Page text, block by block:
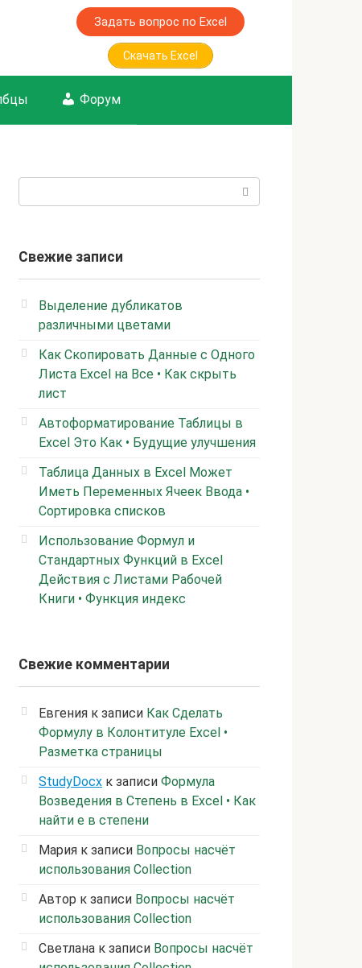
Задать вопрос по Excel
Скачать Excel
Форум
Свежие записи
Выделение дубликатов
различными цветами
Как Скопировать Данные с Одного
Листа Excel на Все • Как скрыть
лист
Автоформатирование Таблицы в
Excel Это Как • Будущие улучшения
Таблица Данных в Excel Может
Иметь Переменных Ячеек Ввода •
Сортировка списков
Использование Формул и
Стандартных Функций в Excel
Действия с Листами Рабочей
Книги • Функция индекс
Свежие комментарии
Евгения к записи Как Сделать
Формулу в Колонтитуле Excel •
Разметка страницы
StudyDocx к записи Формула
Возведения в Степень в Excel • Как
найти е в степени
Мария к записи Вопросы насчёт
использования Collection
Автор к записи Вопросы насчёт
использования Collection
Светлана к записи Вопросы насчёт